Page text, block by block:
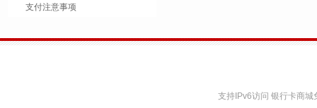
支付注意事项
支持IPv6访问 银行卡商